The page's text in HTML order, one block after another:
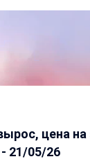
цена
21/05/26